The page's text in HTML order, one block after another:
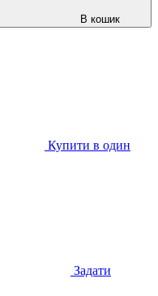
В кошик
Купити в один
Задати